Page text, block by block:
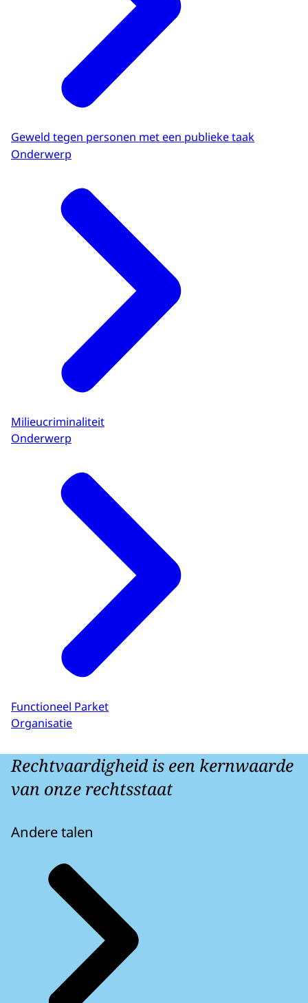
Geweld tegen personen met een publieke taak
Onderwerp
Milieucriminaliteit
Onderwerp
Functioneel Parket
Organisatie
Rechtvaardigheid is een kernwaarde
van onze rechtsstaat
Andere talen